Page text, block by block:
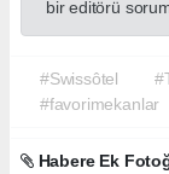
bir editörü
#Swissôtel
#favorimekanlar
Habere Ek